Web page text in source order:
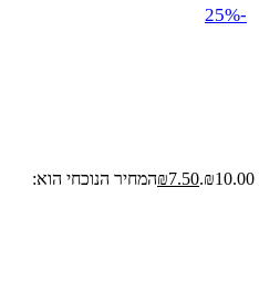
-25%
₪7.50
המחיר הנוכחי הוא: